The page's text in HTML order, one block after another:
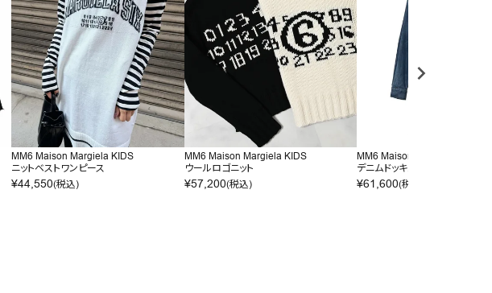
MM6 Maison Margiela KIDS
ニットベストワンピース
¥44,550(税込)
MM6 Maison Margiela KIDS
ウールロゴニット
¥57,200(税込)
MM6 Maison Margiela KIDS
デニムドッキングワンピース
¥61,600(税込)